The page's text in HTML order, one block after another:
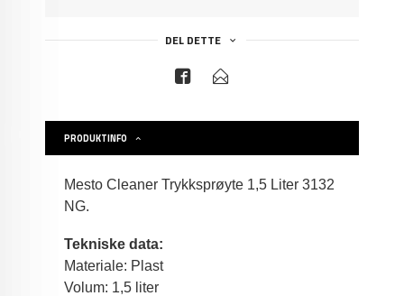
DEL DETTE
PRODUKTINFO
Mesto Cleaner Trykksprøyte 1,5 Liter 3132
NG.
Tekniske data:
Materiale: Plast
Volum: 1,5 liter